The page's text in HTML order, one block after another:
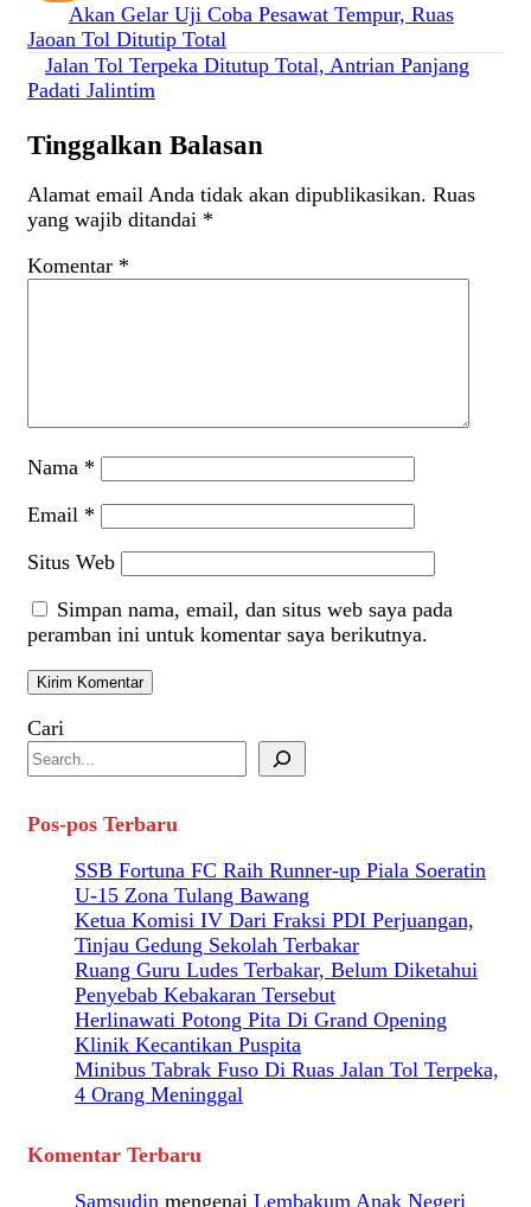
Navigasi
pos
Akan Gelar Uji Coba Pesawat Tempur, Ruas
Jaoan Tol Ditutip Total
Jalan Tol Terpeka Ditutup Total, Antrian Panjang
Padati Jalintim
Tinggalkan Balasan
Alamat email Anda tidak akan dipublikasikan. Ruas
yang wajib ditandai *
Komentar *
Nama *
Email *
Situs Web
Simpan nama, email, dan situs web saya pada
peramban ini untuk komentar saya berikutnya.
Cari
Pos-pos Terbaru
SSB Fortuna FC Raih Runner-up Piala Soeratin
U-15 Zona Tulang Bawang
Ketua Komisi IV Dari Fraksi PDI Perjuangan,
Tinjau Gedung Sekolah Terbakar
Ruang Guru Ludes Terbakar, Belum Diketahui
Penyebab Kebakaran Tersebut
Herlinawati Potong Pita Di Grand Opening
Klinik Kecantikan Puspita
Minibus Tabrak Fuso Di Ruas Jalan Tol Terpeka,
4 Orang Meninggal
Komentar Terbaru
Samsudin mengenai Lembakum Anak Negeri